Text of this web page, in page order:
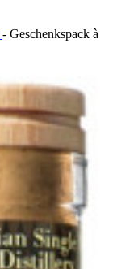
- Geschenkspack à